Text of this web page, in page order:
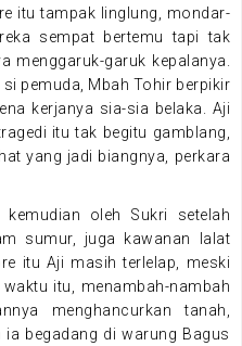
itu tampak linglung, mondar-
sempat bertemu tapi tak
menggaruk-garuk kepalanya.
pemuda, Mbah Tohir berpikir
kerjanya sia-sia belaka. Aji
itu tak begitu gamblang,
yang jadi biangnya, perkara
oleh Sukri setelah
sumur, juga kawanan lalat
itu Aji masih terlelap, meski
itu, menambah-nambah
menghancurkan tanah,
begadang di warung Bagus